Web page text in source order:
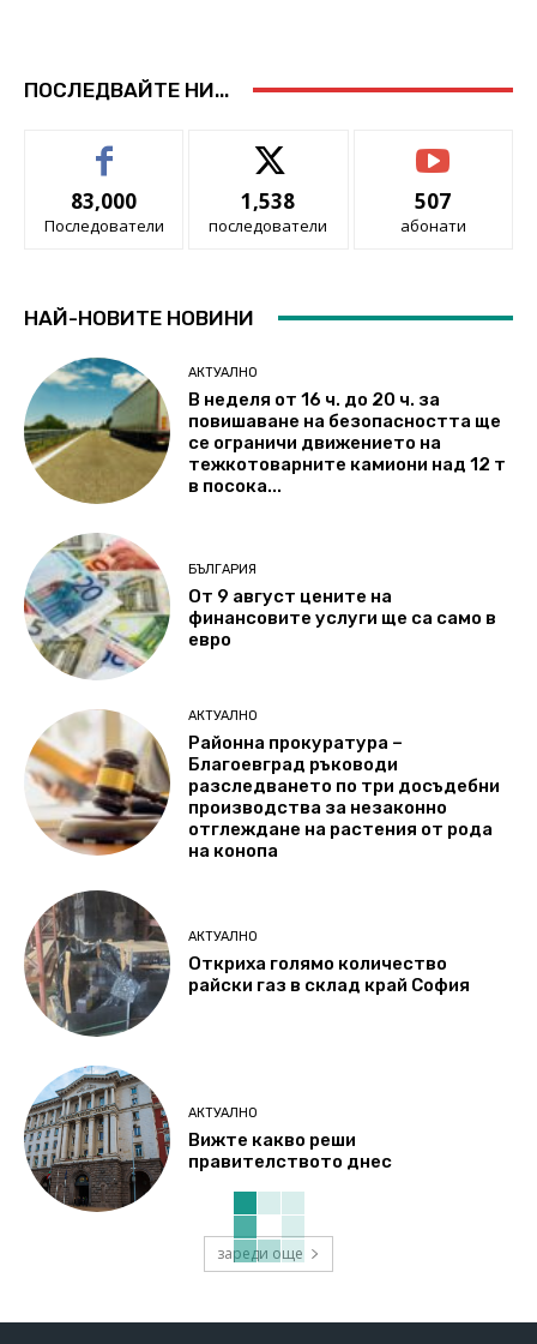
ПОСЛЕДВАЙТЕ НИ...
83,000
Последователи
1,538
последователи
507
абонати
НАЙ-НОВИТЕ НОВИНИ
АКТУАЛНО
В неделя от 16 ч. до 20 ч. за
повишаване на безопасността ще
се ограничи движението на
тежкотоварните камиони над 12 т
в посока...
БЪЛГАРИЯ
От 9 август цените на
финансовите услуги ще са само в
евро
АКТУАЛНО
Районна прокуратура –
Благоевград ръководи
разследването по три досъдебни
производства за незаконно
отглеждане на растения от рода
на конопа
АКТУАЛНО
Откриха голямо количество
райски газ в склад край София
АКТУАЛНО
Вижте какво реши
правителството днес
зареди още